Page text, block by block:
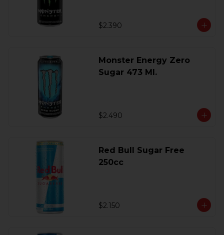
$2.390
Monster Energy Zero
Sugar 473 Ml.
$2.490
Red Bull Sugar Free
250cc
$2.150